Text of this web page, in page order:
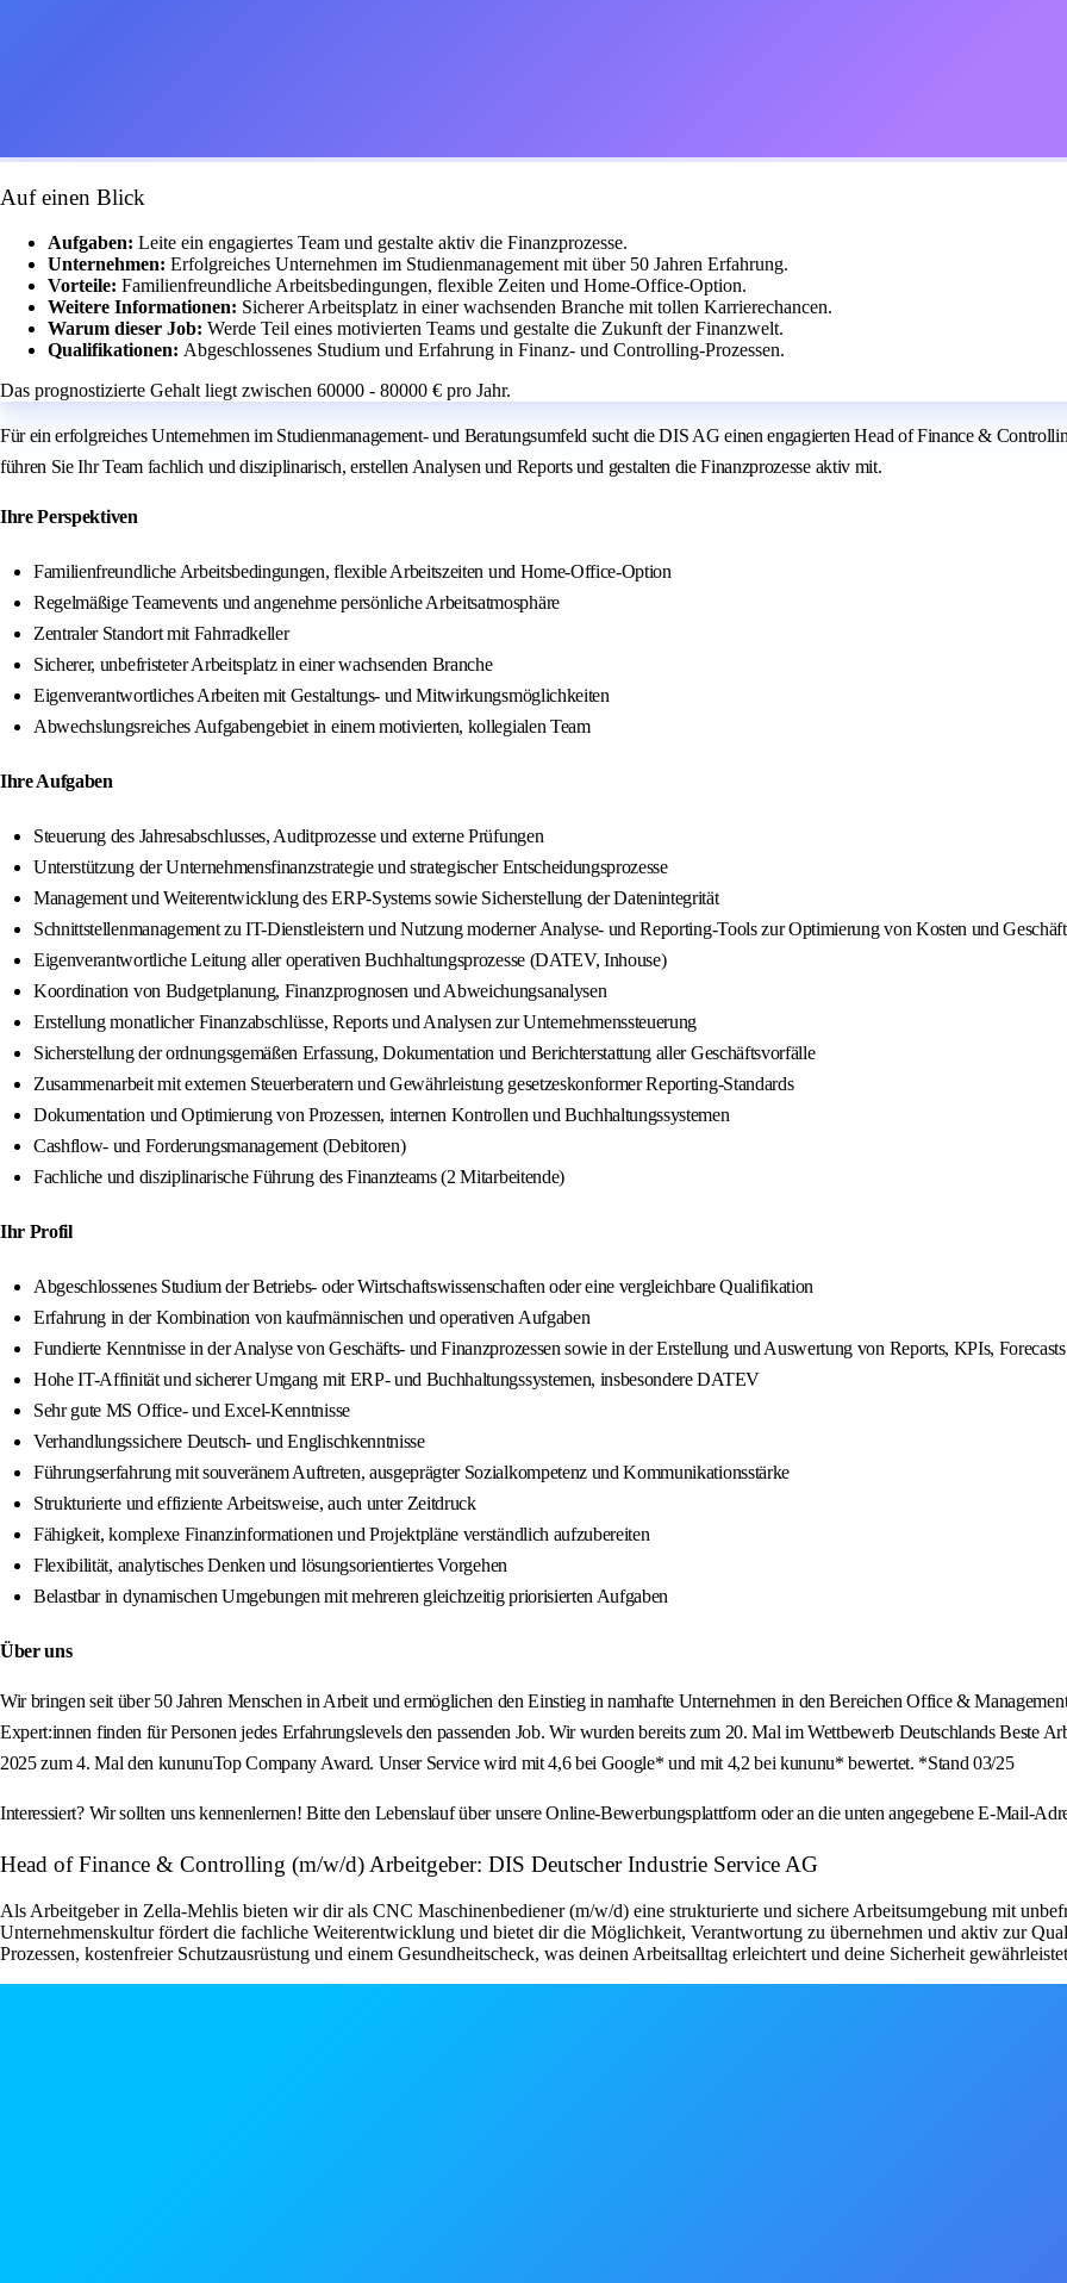
Auf einen Blick
Aufgaben: Leite ein engagiertes Team und gestalte aktiv die Finanzprozesse.
Unternehmen: Erfolgreiches Unternehmen im Studienmanagement mit über 50 Jahren Erfahrung.
Vorteile: Familienfreundliche Arbeitsbedingungen, flexible Zeiten und Home-Office-Option.
Weitere Informationen: Sicherer Arbeitsplatz in einer wachsenden Branche mit tollen Karrierechancen.
Warum dieser Job: Werde Teil eines motivierten Teams und gestalte die Zukunft der Finanzwelt.
Qualifikationen: Abgeschlossenes Studium und Erfahrung in Finanz- und Controlling-Prozessen.
Das prognostizierte Gehalt liegt zwischen 60000 - 80000 € pro Jahr.
Für ein erfolgreiches Unternehmen im Studienmanagement- und Beratungsumfeld sucht die DIS AG einen engagierten Head of Finance &
führen Sie Ihr Team fachlich und disziplinarisch, erstellen Analysen und Reports und gestalten die Finanzprozesse aktiv mit.
Ihre Perspektiven
Familienfreundliche Arbeitsbedingungen, flexible Arbeitszeiten und Home-Office-Option
Regelmäßige Teamevents und angenehme persönliche Arbeitsatmosphäre
Zentraler Standort mit Fahrradkeller
Sicherer, unbefristeter Arbeitsplatz in einer wachsenden Branche
Eigenverantwortliches Arbeiten mit Gestaltungs- und Mitwirkungsmöglichkeiten
Abwechslungsreiches Aufgabengebiet in einem motivierten, kollegialen Team
Ihre Aufgaben
Steuerung des Jahresabschlusses, Auditprozesse und externe Prüfungen
Unterstützung der Unternehmensfinanzstrategie und strategischer Entscheidungsprozesse
Management und Weiterentwicklung des ERP-Systems sowie Sicherstellung der Datenintegrität
Schnittstellenmanagement zu IT-Dienstleistern und Nutzung moderner Analyse- und Reporting-Tools zur Optimierung von Kosten und
Eigenverantwortliche Leitung aller operativen Buchhaltungsprozesse (DATEV, Inhouse)
Koordination von Budgetplanung, Finanzprognosen und Abweichungsanalysen
Erstellung monatlicher Finanzabschlüsse, Reports und Analysen zur Unternehmenssteuerung
Sicherstellung der ordnungsgemäßen Erfassung, Dokumentation und Berichterstattung aller Geschäftsvorfälle
Zusammenarbeit mit externen Steuerberatern und Gewährleistung gesetzeskonformer Reporting-Standards
Dokumentation und Optimierung von Prozessen, internen Kontrollen und Buchhaltungssystemen
Cashflow- und Forderungsmanagement (Debitoren)
Fachliche und disziplinarische Führung des Finanzteams (2 Mitarbeitende)
Ihr Profil
Abgeschlossenes Studium der Betriebs- oder Wirtschaftswissenschaften oder eine vergleichbare Qualifikation
Erfahrung in der Kombination von kaufmännischen und operativen Aufgaben
Fundierte Kenntnisse in der Analyse von Geschäfts- und Finanzprozessen sowie in der Erstellung und Auswertung von Reports, KPIs,
Hohe IT-Affinität und sicherer Umgang mit ERP- und Buchhaltungssystemen, insbesondere DATEV
Sehr gute MS Office- und Excel-Kenntnisse
Verhandlungssichere Deutsch- und Englischkenntnisse
Führungserfahrung mit souveränem Auftreten, ausgeprägter Sozialkompetenz und Kommunikationsstärke
Strukturierte und effiziente Arbeitsweise, auch unter Zeitdruck
Fähigkeit, komplexe Finanzinformationen und Projektpläne verständlich aufzubereiten
Flexibilität, analytisches Denken und lösungsorientiertes Vorgehen
Belastbar in dynamischen Umgebungen mit mehreren gleichzeitig priorisierten Aufgaben
Über uns
Wir bringen seit über 50 Jahren Menschen in Arbeit und ermöglichen den Einstieg in namhafte Unternehmen in den Bereichen Office &
Expert:innen finden für Personen jedes Erfahrungslevels den passenden Job. Wir wurden bereits zum 20. Mal im Wettbewerb Deutschlands Beste
2025 zum 4. Mal den kununuTop Company Award. Unser Service wird mit 4,6 bei Google* und mit 4,2 bei kununu* bewertet. *Stand 03/25
Interessiert? Wir sollten uns kennenlernen! Bitte den Lebenslauf über unsere Online-Bewerbungsplattform oder an die unten angegebene E-Mail-
Head of Finance & Controlling (m/w/d) Arbeitgeber: DIS Deutscher Industrie Service AG
Als Arbeitgeber in Zella-Mehlis bieten wir dir als CNC Maschinenbediener (m/w/d) eine strukturierte und sichere Arbeitsumgebung mit
Unternehmenskultur fördert die fachliche Weiterentwicklung und bietet dir die Möglichkeit, Verantwortung zu übernehmen und aktiv zur
Prozessen, kostenfreier Schutzausrüstung und einem Gesundheitscheck, was deinen Arbeitsalltag erleichtert und deine Sicherheit